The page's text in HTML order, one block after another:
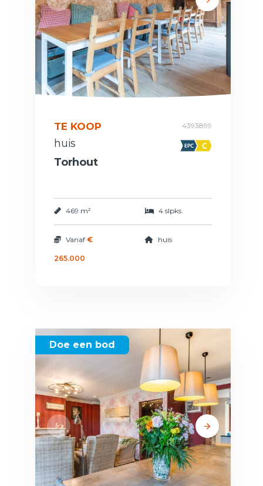
TE KOOP 4393899
huis
Torhout
469 m² 4 slpks.
Vanaf €
265.000
huis
Doe een bod